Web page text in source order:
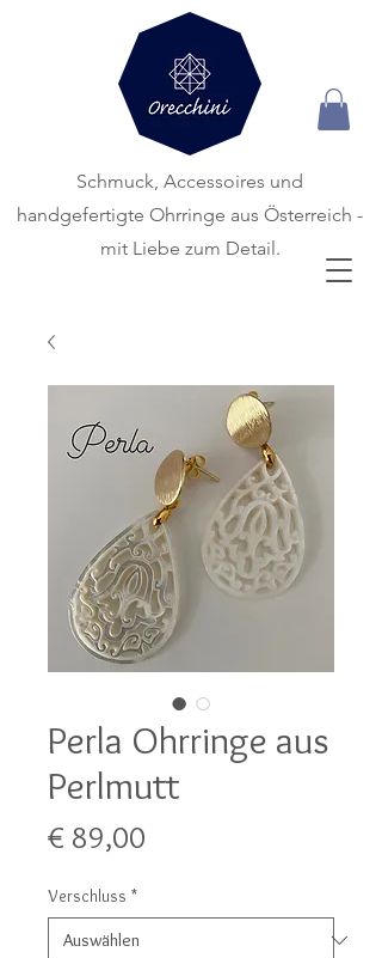
Schmuck, Accessoires und
handgefertigte Ohrringe aus Österreich -
mit Liebe zum Detail.
Perla Ohrringe aus
Perlmutt
€ 89,00
Verschluss *